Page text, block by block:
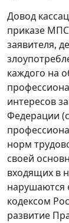
Довод
приказе
заявителя,
каждого на
интересов
Федерации
норм
своей
входящих в
нарушаются
кодексом
развитие